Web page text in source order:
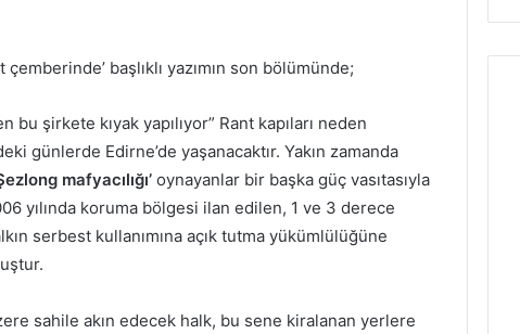
başlıklı yazımın son bölümünde;
bu şirkete kıyak yapılıyor” Rant kapıları neden
günlerde Edirne’de yaşanacaktır. Yakın zamanda
mafyacılığı’ oynayanlar bir başka güç vasıtasıyla
yılında koruma bölgesi ilan edilen, 1 ve 3 derece
serbest kullanımına açık tutma yükümlülüğüne
sahile akın edecek halk, bu sene kiralanan yerlere